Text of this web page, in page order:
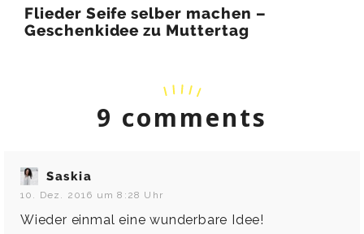
Flieder Seife selber machen –
Geschenkidee zu Muttertag
9 comments
Saskia
10. Dez. 2016 um 8:28 Uhr
Wieder einmal eine wunderbare Idee!